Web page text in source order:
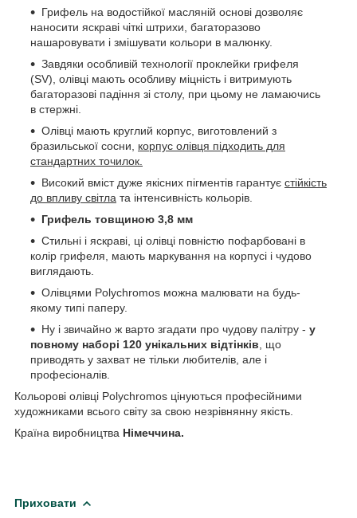
Грифель на водостійкої масляній основі дозволяє
наносити яскраві чіткі штрихи, багаторазово
нашаровувати і змішувати кольори в малюнку.
Завдяки особливій технології проклейки грифеля
(SV), олівці мають особливу міцність і витримують
багаторазові падіння зі столу, при цьому не ламаючись
в стержні.
Олівці мають круглий корпус, виготовлений з
бразильської сосни, корпус олівця підходить для
стандартних точилок.
Високий вміст дуже якісних пігментів гарантує стійкість
до впливу світла та інтенсивність кольорів.
Грифель товщиною 3,8 мм
Стильні і яскраві, ці олівці повністю пофарбовані в
колір грифеля, мають маркування на корпусі і чудово
виглядають.
Олівцями Polychromos можна малювати на будь-
якому типі паперу.
Ну і звичайно ж варто згадати про чудову палітру - у
повному наборі 120 унікальних відтінків , що
приводять у захват не тільки любителів, але і
професіоналів.
Кольорові олівці Polychromos цінуються професійними
художниками всього світу за свою незрівнянну якість.
Країна виробництва Німеччина.
Приховати